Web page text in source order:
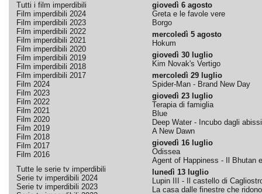
Tutti i film imperdibili
Film imperdibili 2024
Film imperdibili 2023
Film imperdibili 2022
Film imperdibili 2021
Film imperdibili 2020
Film imperdibili 2019
Film imperdibili 2018
Film imperdibili 2017
Film 2024
Film 2023
Film 2022
Film 2021
Film 2020
Film 2019
Film 2018
Film 2017
Film 2016
Tutte le serie tv imperdibili
Serie tv imperdibili 2024
Serie tv imperdibili 2023
giovedì 6 agosto
Greta e le favole vere
Borgo
mercoledì 5 agosto
Hokum
giovedì 30 luglio
Kim Novak's Vertigo
mercoledì 29 luglio
Spider-Man - Brand New Day
giovedì 23 luglio
Terapia di famiglia
Blue
Deep Water - Incubo dagli abissi
A New Dawn
giovedì 16 luglio
Odissea
Agent of Happiness - Il Bhutan
lunedì 13 luglio
Lupin III - Il castello di
La casa dalle finestre che ridono